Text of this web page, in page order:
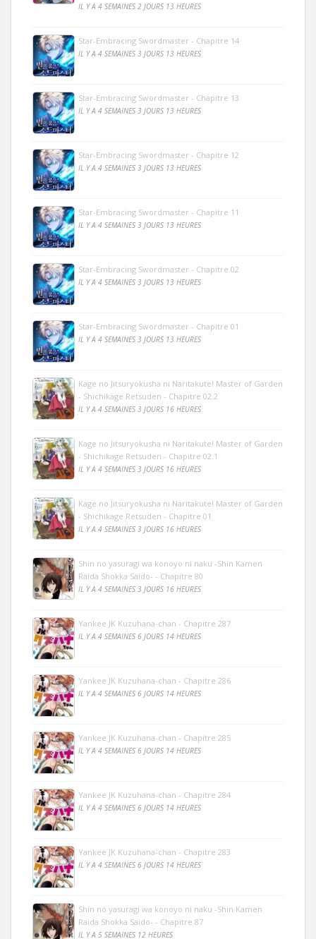
IL Y A 4 SEMAINES 2 JOURS 13 HEURES
Star-Embracing Swordmaster - Chapitre 14
IL Y A 4 SEMAINES 3 JOURS 13 HEURES
Star-Embracing Swordmaster - Chapitre 13
IL Y A 4 SEMAINES 3 JOURS 13 HEURES
Star-Embracing Swordmaster - Chapitre 12
IL Y A 4 SEMAINES 3 JOURS 13 HEURES
Star-Embracing Swordmaster - Chapitre 11
IL Y A 4 SEMAINES 3 JOURS 13 HEURES
Star-Embracing Swordmaster - Chapitre 02
IL Y A 4 SEMAINES 3 JOURS 13 HEURES
Star-Embracing Swordmaster - Chapitre 01
IL Y A 4 SEMAINES 3 JOURS 13 HEURES
Kage no Jitsuryokusha ni Naritakute! Master of Garden
- Shichikage Retsuden - Chapitre 02.2
IL Y A 4 SEMAINES 3 JOURS 16 HEURES
Kage no Jitsuryokusha ni Naritakute! Master of Garden
- Shichikage Retsuden - Chapitre 02.1
IL Y A 4 SEMAINES 3 JOURS 16 HEURES
Kage no Jitsuryokusha ni Naritakute! Master of Garden
- Shichikage Retsuden - Chapitre 01
IL Y A 4 SEMAINES 3 JOURS 16 HEURES
Shin no yasuragi wa konoyo ni naku -Shin Kamen
Raida Shokka Saido- - Chapitre 80
IL Y A 4 SEMAINES 3 JOURS 16 HEURES
Yankee JK Kuzuhana-chan - Chapitre 287
IL Y A 4 SEMAINES 6 JOURS 14 HEURES
Yankee JK Kuzuhana-chan - Chapitre 286
IL Y A 4 SEMAINES 6 JOURS 14 HEURES
Yankee JK Kuzuhana-chan - Chapitre 285
IL Y A 4 SEMAINES 6 JOURS 14 HEURES
Yankee JK Kuzuhana-chan - Chapitre 284
IL Y A 4 SEMAINES 6 JOURS 14 HEURES
Yankee JK Kuzuhana-chan - Chapitre 283
IL Y A 4 SEMAINES 6 JOURS 14 HEURES
Shin no yasuragi wa konoyo ni naku -Shin Kamen
Raida Shokka Saido- - Chapitre 87
IL Y A 5 SEMAINES 12 HEURES